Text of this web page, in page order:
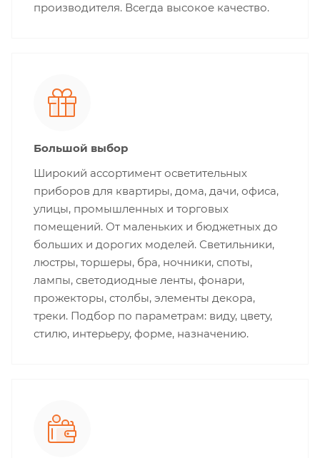
производителя. Всегда высокое качество.
Большой выбор
Широкий ассортимент осветительных
приборов для квартиры, дома, дачи, офиса,
улицы, промышленных и торговых
помещений. От маленьких и бюджетных до
больших и дорогих моделей. Светильники,
люстры, торшеры, бра, ночники, споты,
лампы, светодиодные ленты, фонари,
прожекторы, столбы, элементы декора,
треки. Подбор по параметрам: виду, цвету,
стилю, интерьеру, форме, назначению.